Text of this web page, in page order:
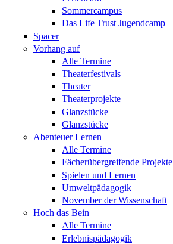
Sommercampus
Das Life Trust Jugendcamp
Spacer
Vorhang auf
Alle Termine
Theaterfestivals
Theater
Theaterprojekte
Glanzstücke
Glanzstücke
Abenteuer Lernen
Alle Termine
Fächerübergreifende Projekte
Spielen und Lernen
Umweltpädagogik
November der Wissenschaft
Hoch das Bein
Alle Termine
Erlebnispädagogik